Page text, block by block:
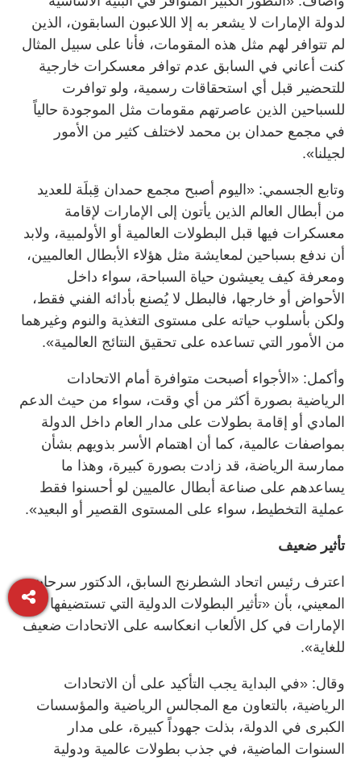
لدولة الإمارات لا يشعر به إلا اللاعبون السابقون، الذين
لم تتوافر لهم مثل هذه المقومات، فأنا على سبيل المثال
كنت أعاني في السابق عدم توافر معسكرات خارجية
للتحضير قبل أي استحقاقات رسمية، ولو توافرت
للسباحين الذين عاصرتهم مقومات مثل الموجودة حالياً
في مجمع حمدان بن محمد لاختلف كثير من الأمور
لجيلنا».
وتابع الجسمي: «اليوم أصبح مجمع حمدان قِبلَة للعديد
من أبطال العالم الذين يأتون إلى الإمارات لإقامة
معسكرات فيها قبل البطولات العالمية أو الأولمبية، ولابد
أن ندفع بسباحين لمعايشة مثل هؤلاء الأبطال العالميين،
ومعرفة كيف يعيشون حياة السباحة، سواء داخل
الأحواض أو خارجها، فالبطل لا يُصنع بأدائه الفني فقط،
ولكن بأسلوب حياته على مستوى التغذية والنوم وغيرهما
من الأمور التي تساعده على تحقيق النتائج العالمية».
وأكمل: «الأجواء أصبحت متوافرة أمام الاتحادات
الرياضية بصورة أكثر من أي وقت، سواء من حيث الدعم
المادي أو إقامة بطولات على مدار العام داخل الدولة
بمواصفات عالمية، كما أن اهتمام الأسر بذويهم بشأن
ممارسة الرياضة، قد زادت بصورة كبيرة، وهذا ما
يساعدهم على صناعة أبطال عالميين لو أحسنوا فقط
عملية التخطيط، سواء على المستوى القصير أو البعيد».
تأثير ضعيف
اعترف رئيس اتحاد الشطرنج السابق، الدكتور سرحان
المعيني، بأن «تأثير البطولات الدولية التي تستضيفها
الإمارات في كل الألعاب انعكاسه على الاتحادات ضعيف
للغاية».
وقال: «في البداية يجب التأكيد على أن الاتحادات
الرياضية، بالتعاون مع المجالس الرياضية والمؤسسات
الكبرى في الدولة، بذلت جهوداً كبيرة، على مدار
السنوات الماضية، في جذب بطولات عالمية ودولية